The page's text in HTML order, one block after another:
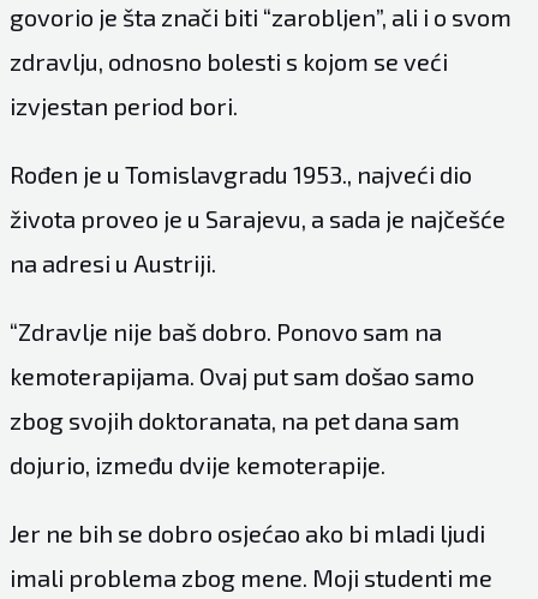
govorio je šta znači biti “zarobljen”, ali i o svom
zdravlju, odnosno bolesti s kojom se veći
izvjestan period bori.
Rođen je u Tomislavgradu 1953., najveći dio
života proveo je u Sarajevu, a sada je najčešće
na adresi u Austriji.
“Zdravlje nije baš dobro. Ponovo sam na
kemoterapijama. Ovaj put sam došao samo
zbog svojih doktoranata, na pet dana sam
dojurio, između dvije kemoterapije.
Jer ne bih se dobro osjećao ako bi mladi ljudi
imali problema zbog mene. Moji studenti me